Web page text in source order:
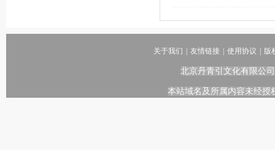
关于我们 友情链接 使用协议 版
北京丹青引文化有限公
本站域名及所属内容未经授